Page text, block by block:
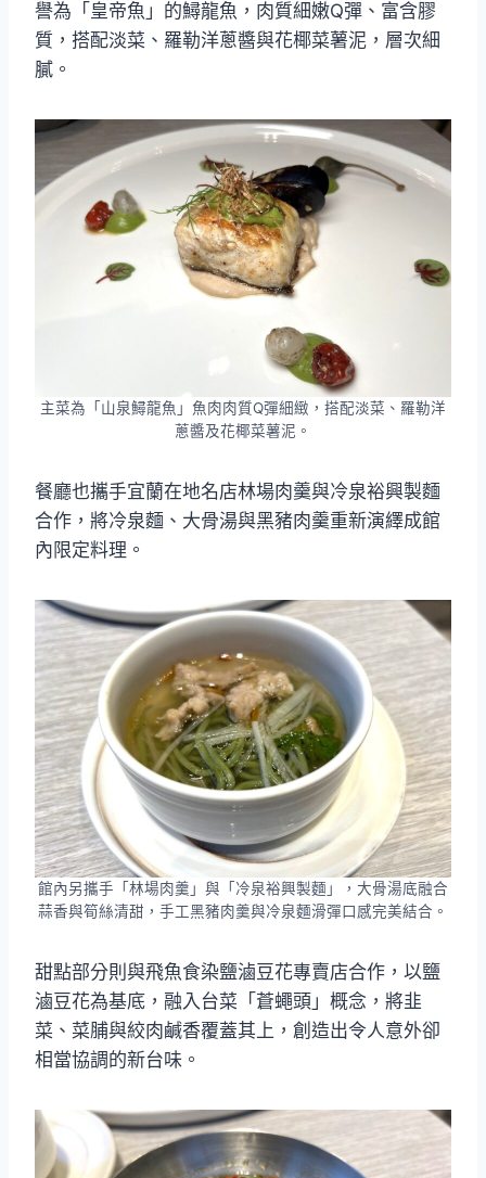
譽為「皇帝魚」的鱘龍魚，肉質細嫩Q彈、富含膠
質，搭配淡菜、羅勒洋蔥醬與花椰菜薯泥，層次細
膩。
主菜為「山泉鱘龍魚」魚肉肉質Q彈細緻，搭配淡菜、羅勒洋
蔥醬及花椰菜薯泥。
餐廳也攜手宜蘭在地名店林場肉羹與冷泉裕興製麵
合作，將冷泉麵、大骨湯與黑豬肉羹重新演繹成館
內限定料理。
館內另攜手「林場肉羹」與「冷泉裕興製麵」，大骨湯底融合
蒜香與筍絲清甜，手工黑豬肉羹與冷泉麵滑彈口感完美結合。
甜點部分則與飛魚食染鹽滷豆花專賣店合作，以鹽
滷豆花為基底，融入台菜「蒼蠅頭」概念，將韭
菜、菜脯與絞肉鹹香覆蓋其上，創造出令人意外卻
相當協調的新台味。